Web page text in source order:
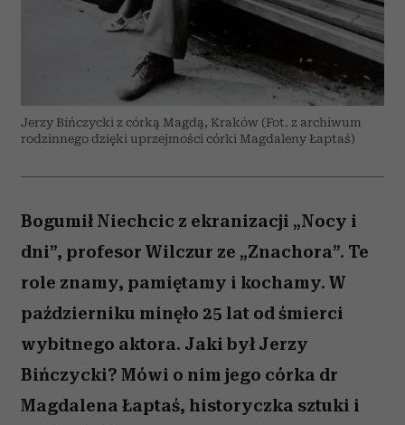
Jerzy Bińczycki z córką Magdą, Kraków (Fot. z archiwum
rodzinnego dzięki uprzejmości córki Magdaleny Łaptaś)
Bogumił Niechcic z ekranizacji „Nocy i
dni”, profesor Wilczur ze „Znachora”. Te
role znamy, pamiętamy i kochamy. W
październiku minęło 25 lat od śmierci
wybitnego aktora. Jaki był Jerzy
Bińczycki? Mówi o nim jego córka dr
Magdalena Łaptaś, historyczka sztuki i